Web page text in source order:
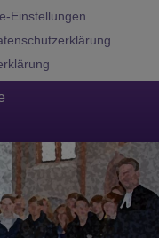
Einstellungen